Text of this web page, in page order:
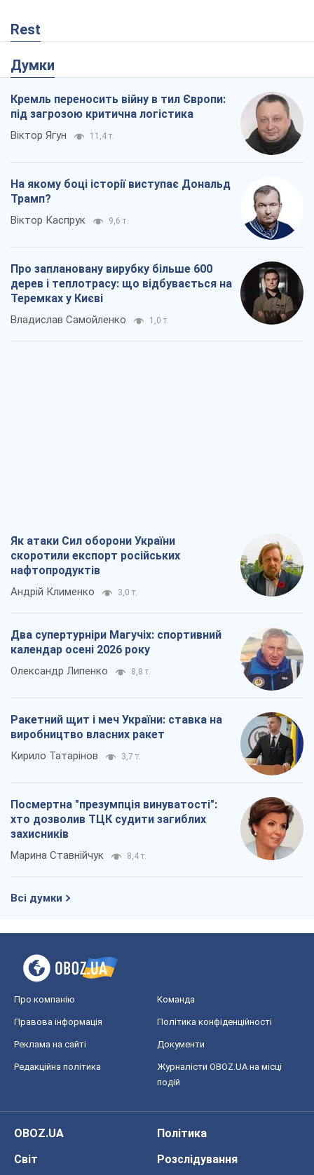
Rest
Думки
Кремль переносить війну в тил Європи:
під загрозою критична логістика
Віктор Ягун 11,4 т.
На якому боці історії виступає Дональд
Трамп?
Віктор Каспрук 9,6 т.
Про заплановану вирубку більше 600
дерев і теплотрасу: що відбувається на
Теремках у Києві
Владислав Самойленко 1,0 т.
Як атаки Сил оборони України
скоротили експорт російських
нафтопродуктів
Андрій Клименко 3,0 т.
Два супертурніри Магучіх: спортивний
календар осені 2026 року
Олександр Липенко 8,8 т.
Ракетний щит і меч України: ставка на
виробництво власних ракет
Кирило Татарінов 3,7 т.
Посмертна "презумпція винуватості":
хто дозволив ТЦК судити загиблих
захисників
Марина Ставнійчук 8,4 т.
Всі думки
Про компанію Команда
Правова інформація Політика конфіденційності
Реклама на сайті Документи
Редакційна політика
Журналісти OBOZ.UA на місці
подій
OBOZ.UA
Політика
Світ
Розслідування